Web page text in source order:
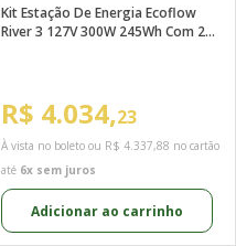
Kit Estação De Energia Ecoflow
River 3 127V 300W 245Wh Com 2
R$ 4.034,23
À vista no boleto ou R$ 4.337,88 no cartão
até 6x sem juros
Adicionar ao carrinho